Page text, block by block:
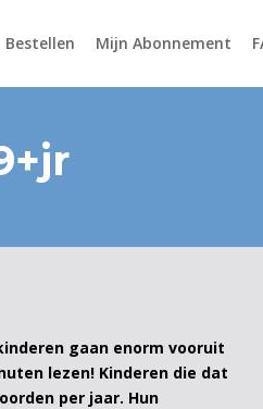
Bestellen Mijn Abonnement
gaan enorm vooruit
lezen! Kinderen die dat
per jaar. Hun